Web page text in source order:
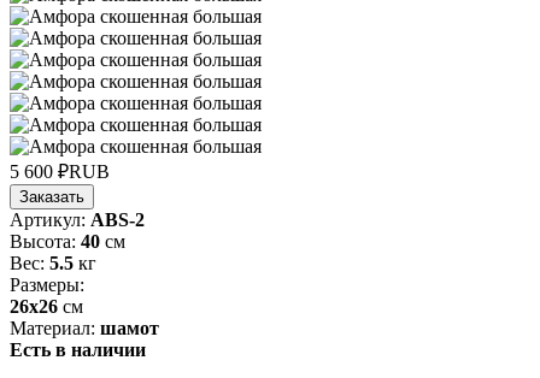
5 600 ₽RUB
Заказать
Артикул: ABS-2
Высота: 40 см
Вес: 5.5 кг
Размеры:
26х26 см
Материал: шамот
Есть в наличии